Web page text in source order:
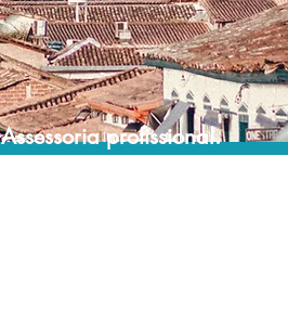
Assessoria profissional.